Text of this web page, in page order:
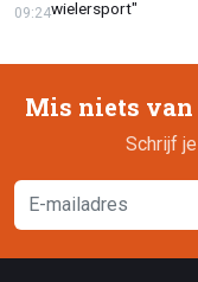
wielersport"
09:24
Mis niets
Schrijf